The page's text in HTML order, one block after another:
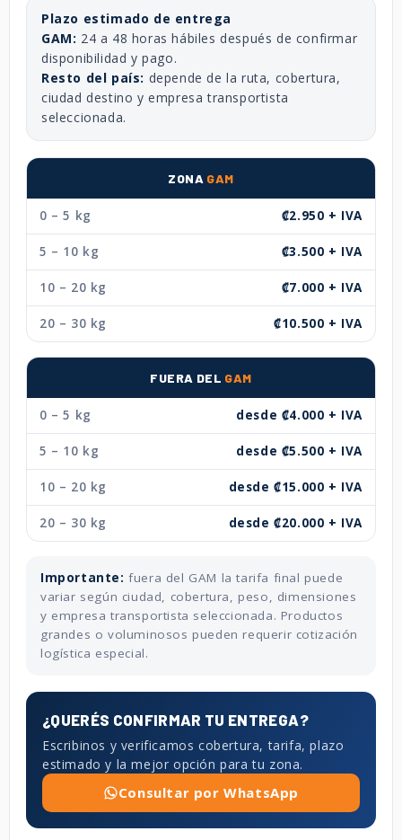
Plazo estimado de entrega
GAM: 24 a 48 horas hábiles después de confirmar
disponibilidad y pago.
Resto del país: depende de la ruta, cobertura,
ciudad destino y empresa transportista
seleccionada.
ZONA GAM
0 – 5 kg ₡2.950 + IVA
5 – 10 kg ₡3.500 + IVA
10 – 20 kg ₡7.000 + IVA
20 – 30 kg ₡10.500 + IVA
FUERA DEL GAM
0 – 5 kg desde ₡4.000 + IVA
5 – 10 kg desde ₡5.500 + IVA
10 – 20 kg desde ₡15.000 + IVA
20 – 30 kg desde ₡20.000 + IVA
Importante: fuera del GAM la tarifa final puede
variar según ciudad, cobertura, peso, dimensiones
y empresa transportista seleccionada. Productos
grandes o voluminosos pueden requerir cotización
logística especial.
¿QUERÉS CONFIRMAR TU ENTREGA?
Escribinos y verificamos cobertura, tarifa, plazo
estimado y la mejor opción para tu zona.
Consultar por WhatsApp